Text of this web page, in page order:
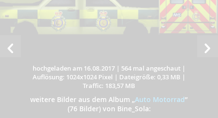
hochgeladen am 16.08.2017 | 564 mal angeschaut |
Auflösung: 1024x1024 Pixel | Dateigröße: 0,33 MB |
Traffic: 183,57 MB
weitere Bilder aus dem Album „Auto Motorrad”
(76 Bilder) von Bine_Sola: